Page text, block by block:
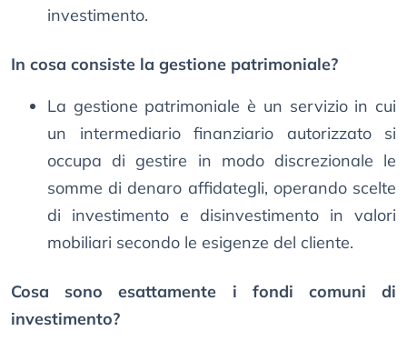
investimento.
In cosa consiste la gestione patrimoniale?
La gestione patrimoniale è un servizio in cui
un intermediario finanziario autorizzato si
occupa di gestire in modo discrezionale le
somme di denaro affidategli, operando scelte
di investimento e disinvestimento in valori
mobiliari secondo le esigenze del cliente.
Cosa sono esattamente i fondi comuni di
investimento?